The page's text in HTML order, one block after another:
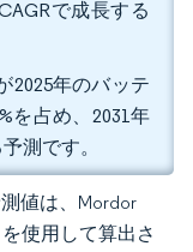
で成長する
2025年のバッテ
を占め、2031年
測です。
値は、Mordor
使用して算出さ